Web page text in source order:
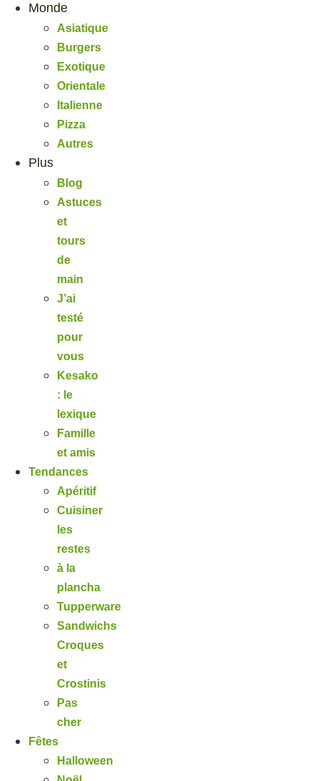
Monde
Asiatique
Burgers
Exotique
Orientale
Italienne
Pizza
Autres
Plus
Blog
Astuces
et
tours
de
main
J’ai
testé
pour
vous
Kesako
: le
lexique
Famille
et amis
Tendances
Apéritif
Cuisiner
les
restes
à la
plancha
Tupperware
Sandwichs
Croques
et
Crostinis
Pas
cher
Fêtes
Halloween